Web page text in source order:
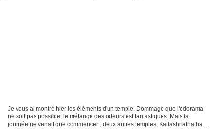
Je vous ai montré hier les éléments d'un temple. Dommage que l'odorama
ne soit pas possible, le mélange des odeurs est fantastiques. Mais la
journée ne venait que commencer : deux autres temples, Kailashnathatha et